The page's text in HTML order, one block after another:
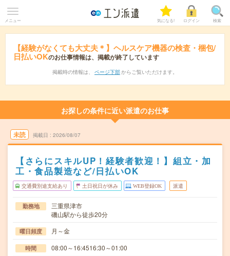
メニュー 気になる! ログイン 検索
【経験がなくても大丈夫＊】ヘルスケア機器の検査・梱包/
日払いOKのお仕事情報は、掲載が終了しています
掲載時の情報は、 ページ下部 からご覧いただけます。
お探しの条件に近い派遣のお仕事
未読 掲載日 2026/08/07
【さらにスキルUP！経験者歓迎！】組立・加
工・食品製造など/日払いOK
交通費別途支給あり 土日祝日が休み WEB登録OK 派遣
勤務地
三重県津市
磯山駅から徒歩20分
曜日頻度 月～金
時間 08:00～16:4516:30～01:00